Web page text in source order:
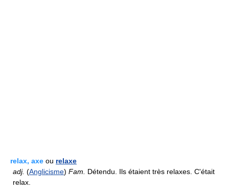
relax, axe ou relaxe
adj. (Anglicisme) Fam.
Détendu. Ils étaient très relaxes. C'était
relax.